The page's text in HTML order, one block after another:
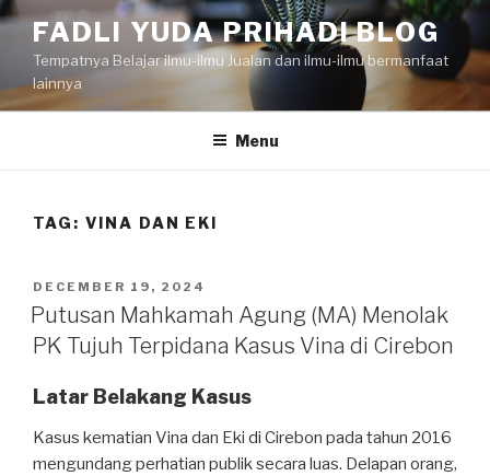
Skip
content
FADLI YUDA PRIHADI BLOG
Tempatnya Belajar ilmu-ilmu Jualan dan ilmu-ilmu bermanfaat
lainnya
Menu
TAG: VINA DAN EKI
POSTED
ON
DECEMBER 19, 2024
Putusan Mahkamah Agung (MA) Menolak
PK Tujuh Terpidana Kasus Vina di Cirebon
Latar Belakang Kasus
Kasus kematian Vina dan Eki di Cirebon pada tahun 2016
mengundang perhatian publik secara luas. Delapan orang,